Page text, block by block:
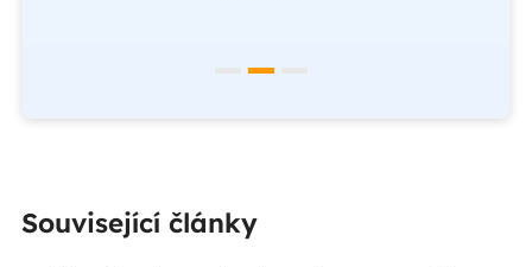
Související články